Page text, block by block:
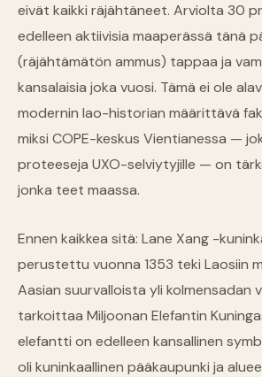
eivät kaikki räjähtäneet. Arviolta 30
edelleen aktiivisia maaperässä tänä
(räjähtämätön ammus) tappaa ja
kansalaisia joka vuosi. Tämä ei ole
modernin lao-historian määrittävä
miksi COPE-keskus Vientianessa —
proteeseja UXO-selviytyjille — on
jonka teet maassa.
Ennen kaikkea sitä: Lane Xang -
perustettu vuonna 1353 teki Laosiin
Aasian suurvalloista yli kolmensadan
tarkoittaa Miljoonan Elefantin
elefantti on edelleen kansallinen
oli kuninkaallinen pääkaupunki ja